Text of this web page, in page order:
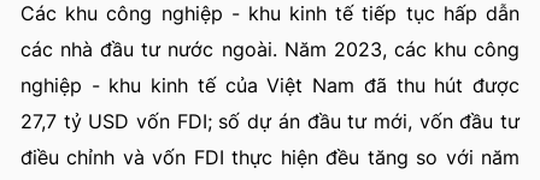
Các khu công nghiệp - khu kinh tế tiếp tục hấp dẫn
các nhà đầu tư nước ngoài. Năm 2023, các khu công
nghiệp - khu kinh tế của Việt Nam đã thu hút được
27,7 tỷ USD vốn FDI; số dự án đầu tư mới, vốn đầu tư
điều chỉnh và vốn FDI thực hiện đều tăng so với năm